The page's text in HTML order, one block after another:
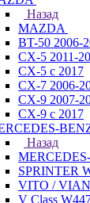
Назад
MAZDA
BT-50 2006-
CX-5 2011-
CX-5 с 2017
CX-7 2006-
CX-9 2007-
CX-9 с 2017
Назад
SPRINTER
VITO /
V Class